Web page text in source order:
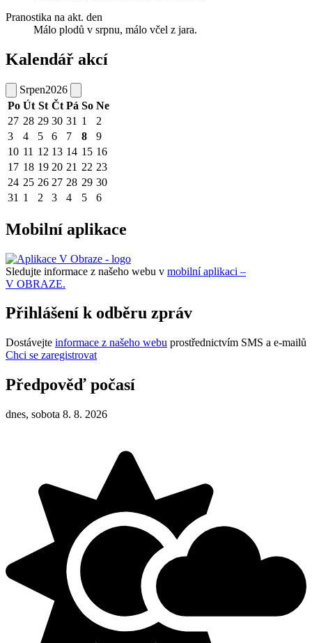
Pranostika na akt. den
Málo plodů v srpnu, málo včel z jara.
Kalendář akcí
Srpen2026
Po Út St Čt Pá So Ne
27 28 29 30 31 1
2
3
4 5 6 7 8
9
10 11 12 13 14 15 16
17 18 19 20 21 22 23
24 25 26 27 28 29 30
31 1 2 3 4 5 6
Mobilní aplikace
Sledujte informace z našeho webu v mobilní aplikaci –
V OBRAZE.
Přihlášení k odběru zpráv
Dostávejte informace z našeho webu prostřednictvím SMS a e-mailů
Chci se zaregistrovat
Předpověď počasí
dnes, sobota 8. 8. 2026